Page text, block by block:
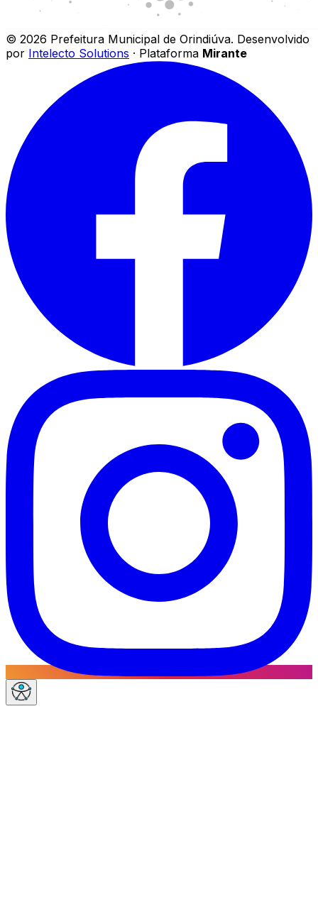
© 2026 Prefeitura Municipal de Orindiúva. Desenvolvido
por Intelecto Solutions · Plataforma Mirante